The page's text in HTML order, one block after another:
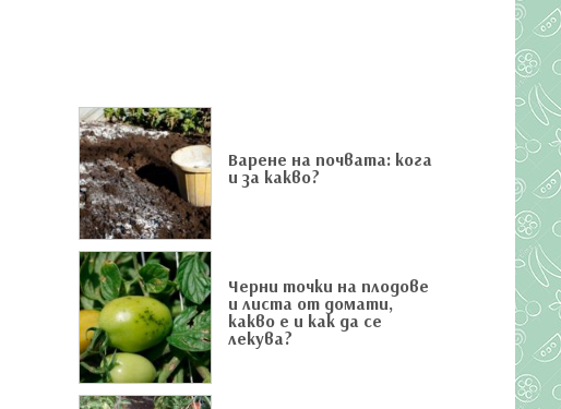
Варене на почвата: кога
и за какво?
Черни точки на плодове
и листа от домати,
какво е и как да се
лекува?